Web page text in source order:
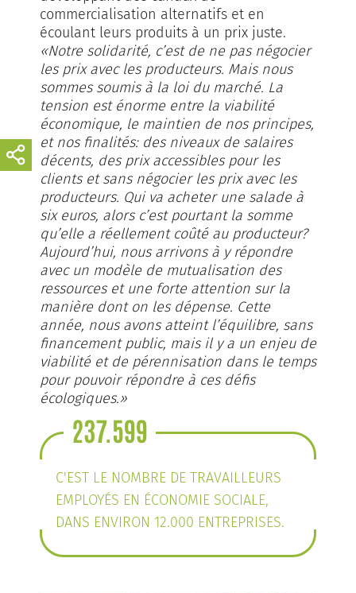
commercialisation alternatifs et en
écoulant leurs produits à un prix juste.
«Notre solidarité, c’est de ne pas négocier
les prix avec les producteurs. Mais nous
sommes soumis à la loi du marché. La
tension est énorme entre la viabilité
économique, le maintien de nos principes,
et nos finalités: des niveaux de salaires
décents, des prix accessibles pour les
clients et sans négocier les prix avec les
producteurs. Qui va acheter une salade à
six euros, alors c’est pourtant la somme
qu’elle a réellement coûté au producteur?
Aujourd’hui, nous arrivons à y répondre
avec un modèle de mutualisation des
ressources et une forte attention sur la
manière dont on les dépense. Cette
année, nous avons atteint l’équilibre, sans
financement public, mais il y a un enjeu de
viabilité et de pérennisation dans le temps
pour pouvoir répondre à ces défis
écologiques.»
237.599
C'EST LE NOMBRE DE TRAVAILLEURS
EMPLOYÉS EN ÉCONOMIE SOCIALE,
DANS ENVIRON 12.000 ENTREPRISES.